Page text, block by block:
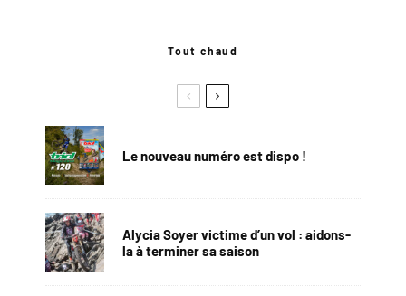
Tout chaud
Le nouveau numéro est dispo !
Alycia Soyer victime d’un vol : aidons-
la à terminer sa saison